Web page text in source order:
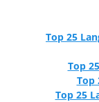
Top 25
Top
Top
Top 25